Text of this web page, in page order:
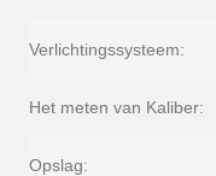
Verlichtingssysteem:
Het meten van Kaliber:
Opslag: